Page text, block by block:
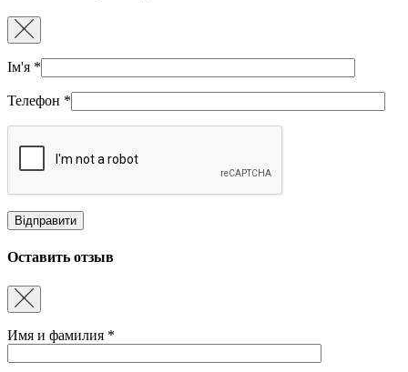
Ім'я *
Телефон *
Оставить отзыв
Имя и фамилия *